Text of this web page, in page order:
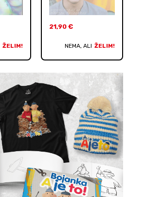
ŽELIM!
21,90 €
NEMA, ALI ŽELIM!